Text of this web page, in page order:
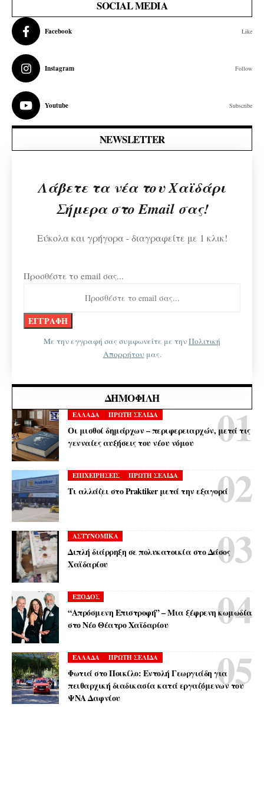
SOCIAL MEDIA
Facebook Like
Instagram Follow
Youtube Subscribe
NEWSLETTER
Λάβετε τα νέα του Χαϊδάρι
Σήμερα στο Email σας!
Εύκολα και γρήγορα - διαγραφείτε με 1 κλικ!
Προσθέστε το email σας...
Με την εγγραφή σας συμφωνείτε με τηνΠολιτική
Απορρήτου μας.
ΔΗΜΟΦΙΛΉ
ΕΛΛΑΔΑ ΠΡΩΤΗ ΣΕΛΙΔΑ
Οι μισθοί δημάρχων – περιφερειαρχών, μετά τις
γενναίες αυξήσεις του νέου νόμου
ΕΠΙΧΕΙΡΗΣΕΙΣ ΠΡΩΤΗ ΣΕΛΙΔΑ
Τι αλλάζει στο Praktiker μετά την εξαγορά
ΑΣΤΥΝΟΜΙΚΑ
Διπλή διάρρηξη σε πολυκατοικία στο Δάσος
Χαϊδαρίου
ΕΞΟΔΟΣ
“Απρόσμενη Επιστροφή” – Μια ξέφρενη κωμωδία
στο Νέο Θέατρο Χαϊδαρίου
ΕΛΛΑΔΑ ΠΡΩΤΗ ΣΕΛΙΔΑ
Φωτιά στο Ποικίλο: Εντολή Γεωργιάδη για
πειθαρχική διαδικασία κατά εργαζόμενων του
ΨΝΑ Δαφνίου